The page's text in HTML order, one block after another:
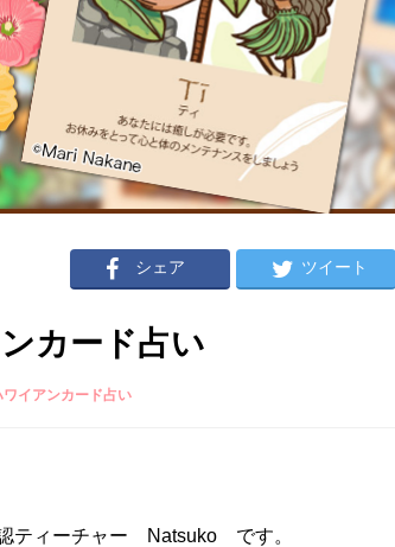
シェア ツイート
カード占い
イアンカード占い
ティーチャー Natsuko です。